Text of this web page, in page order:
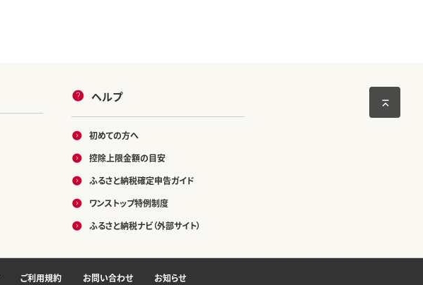
ヘルプ
初めての方へ
控除上限金額の目安
ふるさと納税確定申告ガイド
ワンストップ特例制度
ふるさと納税ナビ（外部サイト）
ご利用規約 お問い合わせ お知らせ